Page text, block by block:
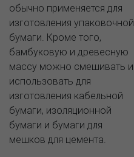
обычно применяется для
изготовления упаковочной
бумаги. Кроме того,
бамбуковую и древесную
массу можно смешивать и
использовать для
изготовления кабельной
бумаги, изоляционной
бумаги и бумаги для
мешков для цемента.